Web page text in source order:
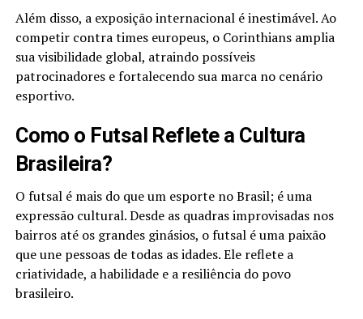
Além disso, a exposição internacional é inestimável. Ao
competir contra times europeus, o Corinthians amplia
sua visibilidade global, atraindo possíveis
patrocinadores e fortalecendo sua marca no cenário
esportivo.
Como o Futsal Reflete a Cultura
Brasileira?
O futsal é mais do que um esporte no Brasil; é uma
expressão cultural. Desde as quadras improvisadas nos
bairros até os grandes ginásios, o futsal é uma paixão
que une pessoas de todas as idades. Ele reflete a
criatividade, a habilidade e a resiliência do povo
brasileiro.